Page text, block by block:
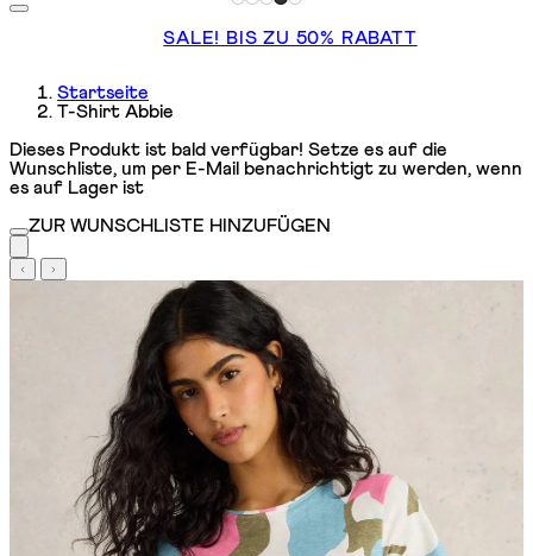
SALE! BIS ZU 50% RABATT
Startseite
T-Shirt Abbie
Dieses Produkt ist bald verfügbar! Setze es auf die
Wunschliste, um per E-Mail benachrichtigt zu werden, wenn
es auf Lager ist
ZUR WUNSCHLISTE HINZUFÜGEN